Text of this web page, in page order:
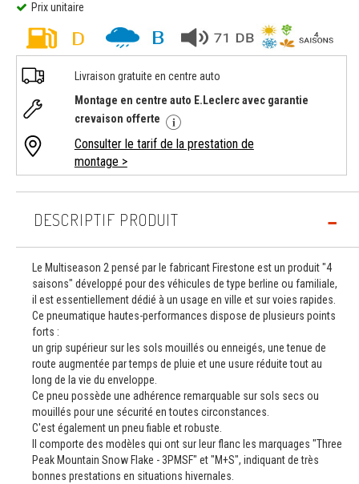
Prix unitaire
Livraison gratuite en centre auto
Montage en centre auto E.Leclerc avec garantie
crevaison offerte
Consulter le tarif de la prestation de
montage >
DESCRIPTIF PRODUIT
Le Multiseason 2 pensé par le fabricant Firestone est un produit "4
saisons" développé pour des véhicules de type berline ou familiale,
il est essentiellement dédié à un usage en ville et sur voies rapides.
Ce pneumatique hautes-performances dispose de plusieurs points
forts :
un grip supérieur sur les sols mouillés ou enneigés, une tenue de
route augmentée par temps de pluie et une usure réduite tout au
long de la vie du enveloppe.
Ce pneu possède une adhérence remarquable sur sols secs ou
mouillés pour une sécurité en toutes circonstances.
C'est également un pneu fiable et robuste.
Il comporte des modèles qui ont sur leur flanc les marquages "Three
Peak Mountain Snow Flake - 3PMSF" et "M+S", indiquant de très
bonnes prestations en situations hivernales.